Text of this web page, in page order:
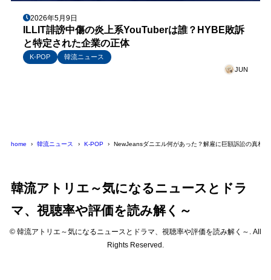
2026年5月9日
ILLIT誹謗中傷の炎上系YouTuberは誰？HYBE敗訴
と特定された企業の正体
K-POP
韓流ニュース
JUN
home 韓流ニュース K-POP NewJeansダニエル何があった？解雇に巨額訴訟の真相
韓流アトリエ～気になるニュースとドラ
マ、視聴率や評価を読み解く～
© 韓流アトリエ～気になるニュースとドラマ、視聴率や評価を読み解く～. All
Rights Reserved.